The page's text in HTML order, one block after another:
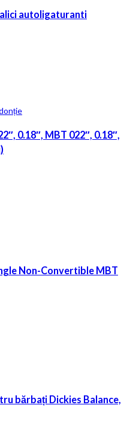
autoligaturanti
0.18″, MBT 022″, 0.18″,
Non-Convertible MBT
bărbați Dickies Balance,